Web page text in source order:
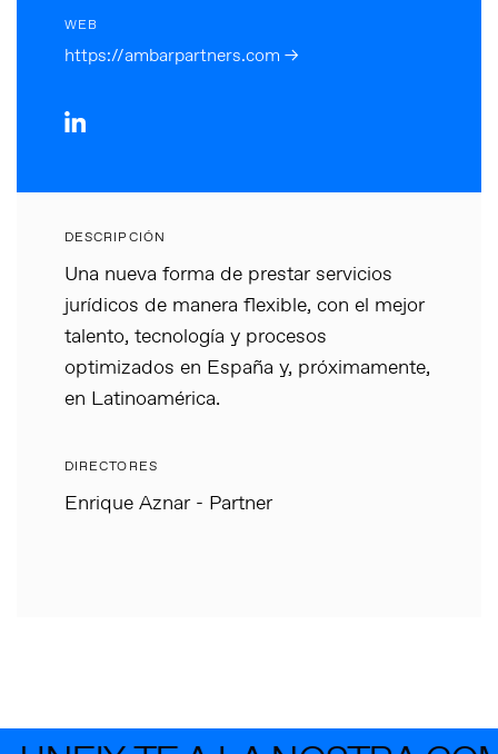
WEB
https://ambarpartners.com →
DESCRIPCIÓN
Una nueva forma de prestar servicios
jurídicos de manera flexible, con el mejor
talento, tecnología y procesos
optimizados en España y, próximamente,
en Latinoamérica.
DIRECTORES
Enrique Aznar - Partner